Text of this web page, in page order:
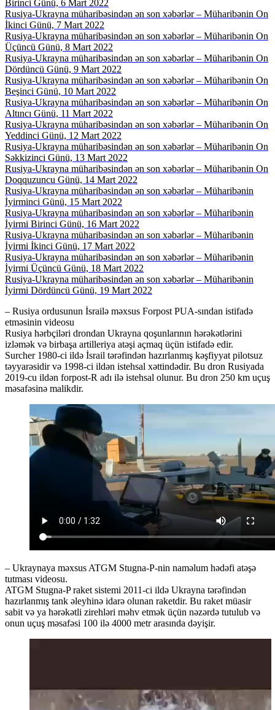
Birinci Günü, 6 Mart 2022
Rusiya-Ukrayna müharibəsindən ən son xəbərlər – Müharibənin On
İkinci Günü, 7 Mart 2022
Rusiya-Ukrayna müharibəsindən ən son xəbərlər – Müharibənin On
Üçüncü Günü, 8 Mart 2022
Rusiya-Ukrayna müharibəsindən ən son xəbərlər – Müharibənin On
Dördüncü Günü, 9 Mart 2022
Rusiya-Ukrayna müharibəsindən ən son xəbərlər – Müharibənin On
Beşinci Günü, 10 Mart 2022
Rusiya-Ukrayna müharibəsindən ən son xəbərlər – Müharibənin On
Altıncı Günü, 11 Mart 2022
Rusiya-Ukrayna müharibəsindən ən son xəbərlər – Müharibənin On
Yeddinci Günü, 12 Mart 2022
Rusiya-Ukrayna müharibəsindən ən son xəbərlər – Müharibənin On
Səkkizinci Günü, 13 Mart 2022
Rusiya-Ukrayna müharibəsindən ən son xəbərlər – Müharibənin On
Doqquzuncu Günü, 14 Mart 2022
Rusiya-Ukrayna müharibəsindən ən son xəbərlər – Müharibənin
İyirminci Günü, 15 Mart 2022
Rusiya-Ukrayna müharibəsindən ən son xəbərlər – Müharibənin
İyirmi Birinci Günü, 16 Mart 2022
Rusiya-Ukrayna müharibəsindən ən son xəbərlər – Müharibənin
İyirmi İkinci Günü, 17 Mart 2022
Rusiya-Ukrayna müharibəsindən ən son xəbərlər – Müharibənin
İyirmi Üçüncü Günü, 18 Mart 2022
Rusiya-Ukrayna müharibəsindən ən son xəbərlər – Müharibənin
İyirmi Dördüncü Günü, 19 Mart 2022
– Rusiya ordusunun İsrailə məxsus Forpost PUA-sından istifadə
etməsinin videosu
Rusiya hərbçiləri drondan Ukrayna qoşunlarının hərəkətlərini
izləmək və birbaşa artilleriya atəşi açmaq üçün istifadə edir.
Surcher 1980-ci ildə İsrail tərəfindən hazırlanmış kəşfiyyat pilotsuz
təyyarəsidir və 1998-ci ildən istehsal xəttindədir. Bu dron Rusiyada
2019-cu ildən forpost-R adı ilə istehsal olunur. Bu dron 250 km uçuş
məsafəsinə malikdir.
– Ukraynaya məxsus ATGM Stugna-P-nin naməlum hədəfi atəşə
tutması videosu.
ATGM Stugna-P raket sistemi 2011-ci ildə Ukrayna tərəfindən
hazırlanmış tank əleyhinə idarə olunan raketdir. Bu raket müasir
sabit və ya hərəkətli zirehləri məhv etmək üçün nəzərdə tutulub və
onun uçuş məsafəsi 100 ilə 4000 metr arasında dəyişir.